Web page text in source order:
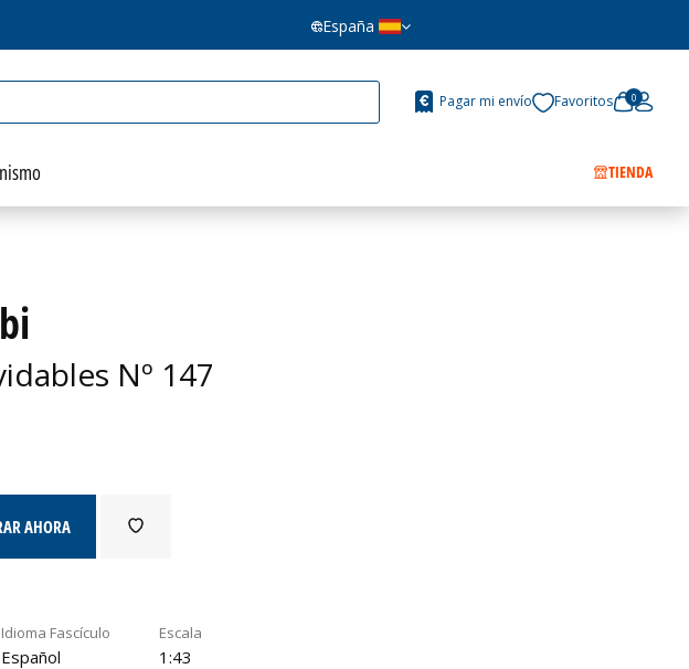
España
Pagar mi envío Favoritos 0
TIENDA
Nº 147
AHORA
Idioma Fascículo
Español
Escala
1:43